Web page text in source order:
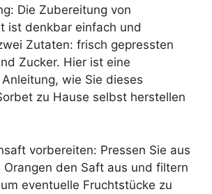
Die Zubereitung von
ist denkbar einfach und
Zutaten: frisch gepressten
Zucker. Hier ist eine
wie Sie dieses
zu Hause selbst herstellen
vorbereiten: Pressen Sie aus
Orangen den Saft aus und filtern
eventuelle Fruchtstücke zu